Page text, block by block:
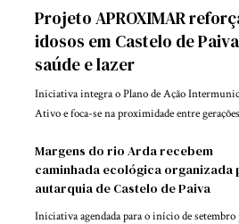
Projeto APROXIMAR
idosos em Castelo de
saúde e lazer
Iniciativa integra o Plano de Ação
Ativo e foca-se na proximidade entre
Margens do rio Arda recebem
caminhada ecológica organizada
autarquia de Castelo de Paiva
Iniciativa agendada para o início de